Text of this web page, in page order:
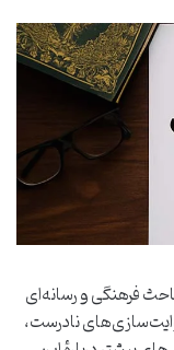
فرهنگی و رسانه‌ای
نادرست،